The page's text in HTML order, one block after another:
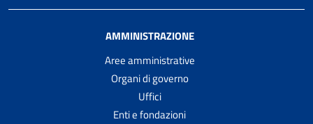
AMMINISTRAZIONE
Aree amministrative
Organi di governo
Uffici
Enti e fondazioni